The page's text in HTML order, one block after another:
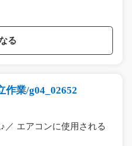
る
作業/g04_02652
／ エアコンに使用される